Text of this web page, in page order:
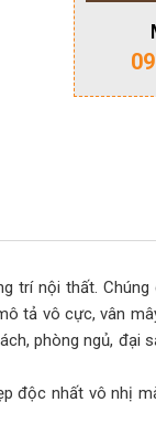
trí nội thất.
tả vô cực, vân
phòng ngủ, đại
độc nhất vô nhị